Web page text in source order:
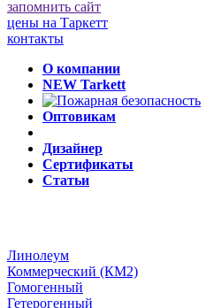
запомнить сайт
цены на Таркетт
контакты
О компании
NEW Tarkett
Оптовикам
Дизайнер
Сертификаты
Статьи
Линолеум
Коммерческий (КМ2)
Гомогенный
Гетерогенный